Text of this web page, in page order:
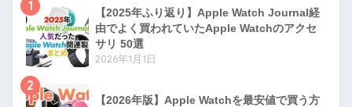
1
【2025年ふり返り】Apple Watch Journal経
由でよく買われていたApple Watchのアクセ
サリ 50選
2026年1月1日
2
【2026年版】Apple Watchを最安値で買う方